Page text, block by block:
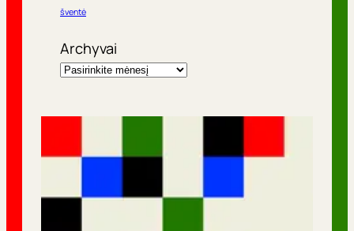
šventė
Archyvai